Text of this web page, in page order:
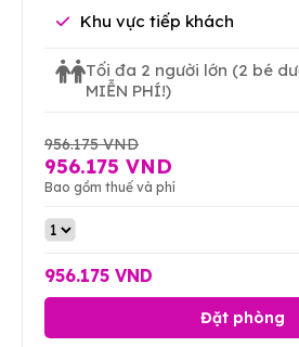
Khu vực tiếp khách
Tối đa 2 người lớn (2 bé
MIỄN PHÍ!)
956.175 VND
956.175 VND
Bao gồm thuế và phí
956.175 VND
Đặt phòng